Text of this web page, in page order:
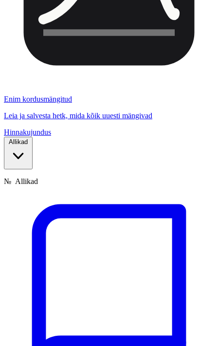
Enim kordusmängitud
Leia ja salvesta hetk, mida kõik uuesti mängivad
Hinnakujundus
Allikad
№ Allikad